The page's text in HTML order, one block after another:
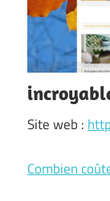
Site web :
Combien